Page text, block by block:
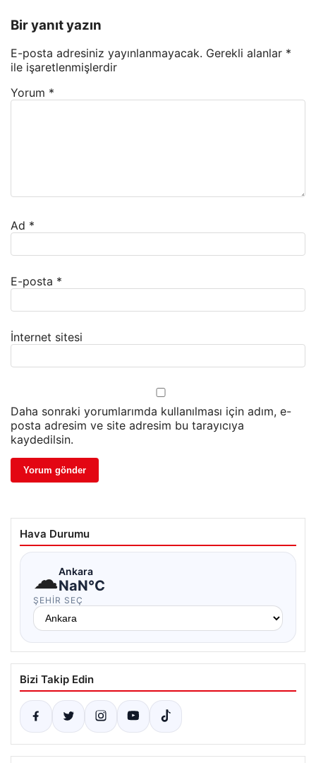
Bir yanıt yazın
E-posta adresiniz yayınlanmayacak. Gerekli alanlar *
ile işaretlenmişlerdir
Yorum *
Ad *
E-posta *
İnternet sitesi
Daha sonraki yorumlarımda kullanılması için adım, e-
posta adresim ve site adresim bu tarayıcıya
kaydedilsin.
Hava Durumu
☁Ankara
NaN°C
ŞEHIR SEÇ
Bizi Takip Edin